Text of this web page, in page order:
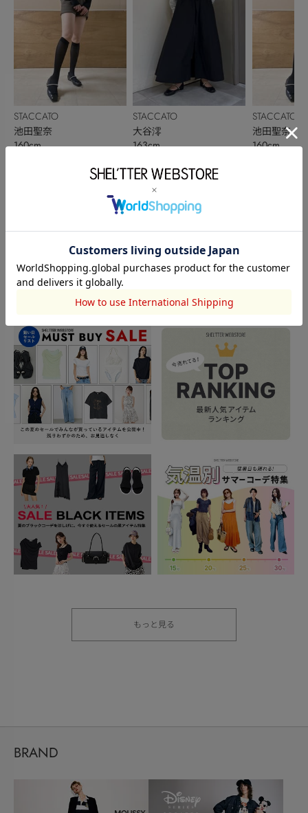
STACCATO
池田聖奈
160cm
STACCATO
大谷澪
163cm
STACCATO
池田聖奈
160cm
このアイテムを見た人がチェックしている商品
閲覧中カテゴリーのランキング
TOPICS
もっと見る
BRAND